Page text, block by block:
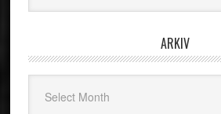
ARKIV